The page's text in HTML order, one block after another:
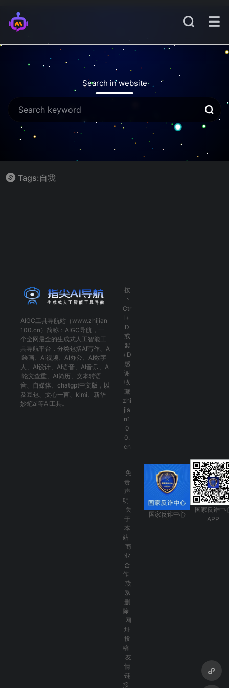
Search in website
Tags:自我
AIGC工具导航站（www.zhijian
100.cn）简称： AIGC导航 ，一
个全网最全的生成式人工智能工
具导航平台，分类包括AI写作 、 A
I绘画 、 AI视频 、 AI办公 、 AI数字
人 、 AI设计、 AI语音、 AI音乐、 A
I论文查重 、 AI简历 、 文本转语
音、 自媒体 、 chatgpt中文版 ，以
及 豆包、 文心一言 、 kimi 、 新华
妙笔ai等AI工具。
按
下
Ctr
l+
D
或
⌘
+D
感
谢
收
藏
zhi
jia
n1
0
0.
cn
免
责
声
明
关
于
本
站
商
业
合
作
联
系
删
除
网
址
投
稿
友
情
链
接
国家反诈中心
国家反诈中
APP